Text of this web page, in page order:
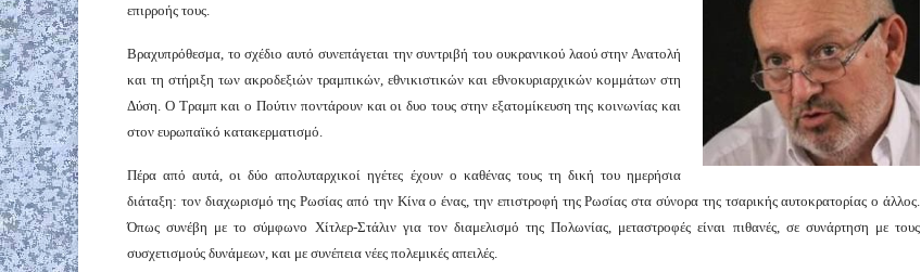
επιρροής τους.
Βραχυπρόθεσμα, το σχέδιο αυτό συνεπάγεται την συντριβή του ουκρανικού λαού στην Ανατολή
και τη στήριξη των ακροδεξιών τραμπικών, εθνικιστικών και εθνοκυριαρχικών κομμάτων στη
Δύση. Ο Τραμπ και ο Πούτιν ποντάρουν και οι δυο τους στην εξατομίκευση της κοινωνίας και
στον ευρωπαϊκό κατακερματισμό.
Πέρα από αυτά, οι δύο απολυταρχικοί ηγέτες έχουν ο καθένας τους τη δική του ημερήσια
διάταξη: τον διαχωρισμό της Ρωσίας από την Κίνα ο ένας, την επιστροφή της Ρωσίας στα σύνορα της τσαρικής αυτοκρατορίας ο άλλος.
Όπως συνέβη με το σύμφωνο Χίτλερ-Στάλιν για τον διαμελισμό της Πολωνίας, μεταστροφές είναι πιθανές, σε συνάρτηση με τους
συσχετισμούς δυνάμεων, και με συνέπεια νέες πολεμικές απειλές.